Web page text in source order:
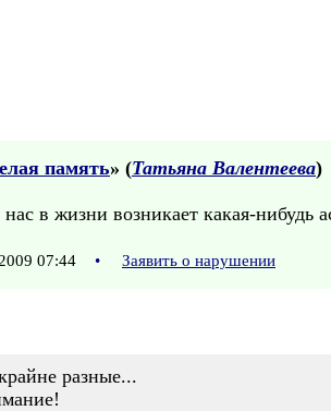
память» (Татьяна Валентеева)
в жизни возникает какая-нибудь
07:44 • Заявить о нарушении
разные...